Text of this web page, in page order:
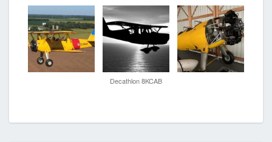
Decathlon 8KCAB